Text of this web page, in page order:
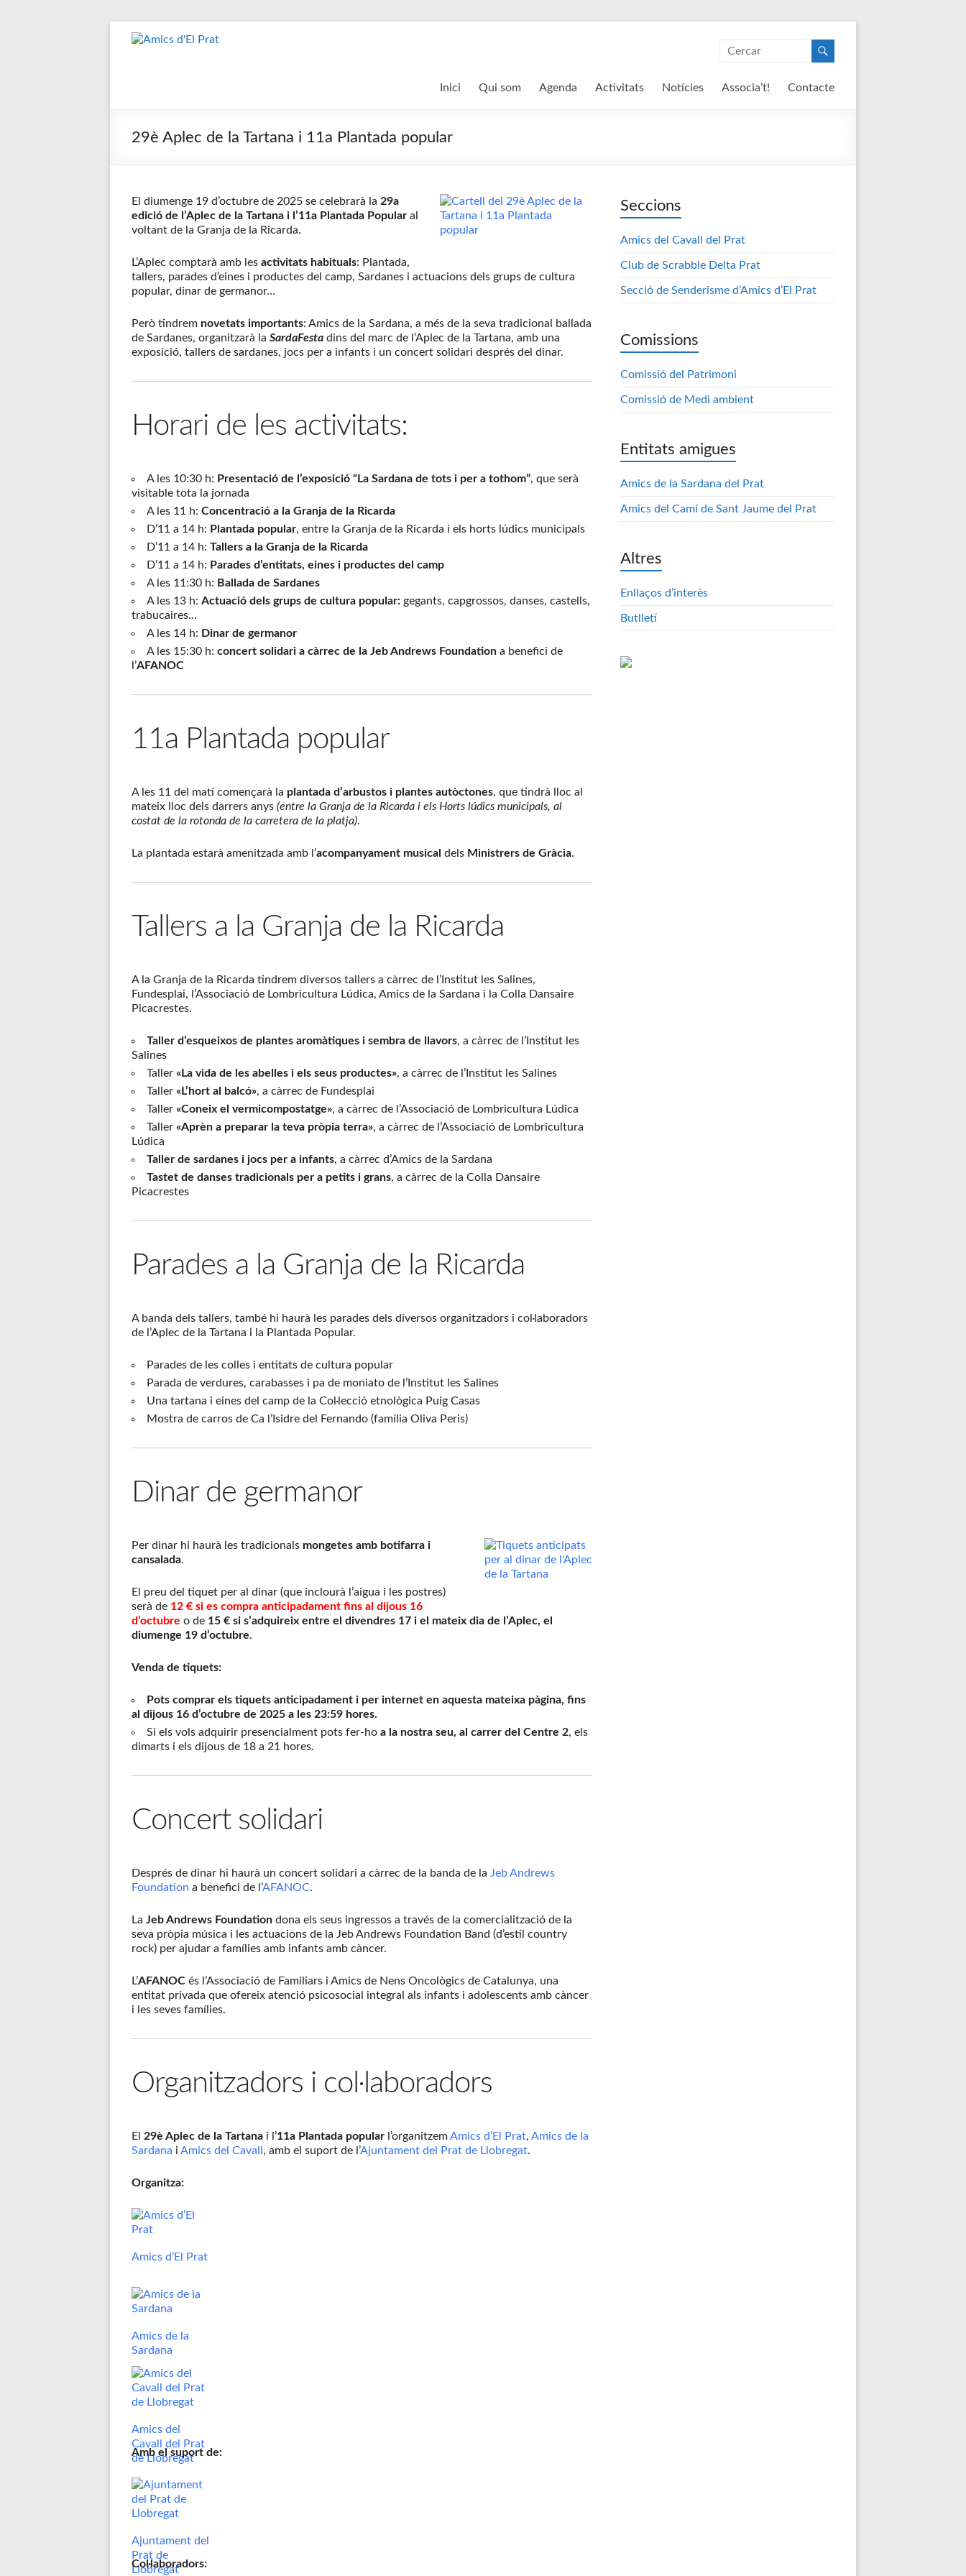
Amics
Associació
de la unió de
Inici Qui som Agenda Activitats Notícies Associa’t! Contacte
29è Aplec de la Tartana i 11a Plantada popular
El diumenge 19 d’octubre de 2025 se celebrarà la 29a
edició de l’Aplec de la Tartana i l’11a Plantada Popular al
voltant de la Granja de la Ricarda.
L’Aplec comptarà amb les activitats habituals: Plantada,
tallers, parades d’eines i productes del camp, Sardanes i actuacions dels grups de cultura
popular, dinar de germanor…
Però tindrem novetats importants: Amics de la Sardana, a més de la seva tradicional ballada
de Sardanes, organitzarà la SardaFesta dins del marc de l’Aplec de la Tartana, amb una
exposició, tallers de sardanes, jocs per a infants i un concert solidari després del dinar.
Horari de les activitats:
A les 10:30 h: Presentació de l’exposició “La Sardana de tots i per a tothom”, que serà
visitable tota la jornada
A les 11 h: Concentració a la Granja de la Ricarda
D’11 a 14 h: Plantada popular, entre la Granja de la Ricarda i els horts lúdics municipals
D’11 a 14 h: Tallers a la Granja de la Ricarda
D’11 a 14 h: Parades d’entitats, eines i productes del camp
A les 11:30 h: Ballada de Sardanes
A les 13 h: Actuació dels grups de cultura popular: gegants, capgrossos, danses, castells,
trabucaires…
A les 14 h: Dinar de germanor
A les 15:30 h: concert solidari a càrrec de la Jeb Andrews Foundation a benefici de
l’AFANOC
11a Plantada popular
A les 11 del matí començarà la plantada d’arbustos i plantes autòctones, que tindrà lloc al
mateix lloc dels darrers anys (entre la Granja de la Ricarda i els Horts lúdics municipals, al
costat de la rotonda de la carretera de la platja).
La plantada estarà amenitzada amb l’acompanyament musical dels Ministrers de Gràcia.
Tallers a la Granja de la Ricarda
A la Granja de la Ricarda tindrem diversos tallers a càrrec de l’Institut les Salines,
Fundesplai, l’Associació de Lombricultura Lúdica, Amics de la Sardana i la Colla Dansaire
Picacrestes.
Taller d’esqueixos de plantes aromàtiques i sembra de llavors, a càrrec de l’Institut les
Salines
Taller «La vida de les abelles i els seus productes», a càrrec de l’Institut les Salines
Taller «L’hort al balcó», a càrrec de Fundesplai
Taller «Coneix el vermicompostatge», a càrrec de l’Associació de Lombricultura Lúdica
Taller «Aprèn a preparar la teva pròpia terra», a càrrec de l’Associació de Lombricultura
Lúdica
Taller de sardanes i jocs per a infants, a càrrec d’Amics de la Sardana
Tastet de danses tradicionals per a petits i grans, a càrrec de la Colla Dansaire
Picacrestes
Parades a la Granja de la Ricarda
A banda dels tallers, també hi haurà les parades dels diversos organitzadors i col·laboradors
de l’Aplec de la Tartana i la Plantada Popular.
Parades de les colles i entitats de cultura popular
Parada de verdures, carabasses i pa de moniato de l’Institut les Salines
Una tartana i eines del camp de la Col·lecció etnològica Puig Casas
Mostra de carros de Ca l’Isidre del Fernando (família Oliva Peris)
Dinar de germanor
Per dinar hi haurà les tradicionals mongetes amb botifarra i
cansalada.
El preu del tiquet per al dinar (que inclourà l’aigua i les postres)
serà de 12 € si es compra anticipadament fins al dijous 16
d’octubre o de 15 € si s’adquireix entre el divendres 17 i el mateix dia de l’Aplec, el
diumenge 19 d’octubre.
Venda de tiquets:
Pots comprar els tiquets anticipadament i per internet en aquesta mateixa pàgina, fins
al dijous 16 d’octubre de 2025 a les 23:59 hores.
Si els vols adquirir presencialment pots fer-ho a la nostra seu, al carrer del Centre 2, els
dimarts i els dijous de 18 a 21 hores.
Concert solidari
Després de dinar hi haurà un concert solidari a càrrec de la banda de la Jeb Andrews
Foundation a benefici de l’AFANOC.
La Jeb Andrews Foundation dona els seus ingressos a través de la comercialització de la
seva pròpia música i les actuacions de la Jeb Andrews Foundation Band (d’estil country
rock) per ajudar a famílies amb infants amb càncer.
L’AFANOC és l’Associació de Familiars i Amics de Nens Oncològics de Catalunya, una
entitat privada que ofereix atenció psicosocial integral als infants i adolescents amb càncer
i les seves famílies.
Organitzadors i col·laboradors
El 29è Aplec de la Tartana i l’11a Plantada popular l’organitzemAmics d’El Prat, Amics de la
Sardana i Amics del Cavall , amb el suport de l’Ajuntament del Prat de Llobregat.
Organitza:
Amics d’El Prat
Amics de la
Sardana
Amics del
Cavall del Prat
de Llobregat
Amb el suport de:
Ajuntament del
Prat de
Llobregat
Col·laboradors:
Seccions
Amics del Cavall del Prat
Club de Scrabble Delta Prat
Secció de Senderisme d’Amics d’El Prat
Comissions
Comissió del Patrimoni
Comissió de Medi ambient
Entitats amigues
Amics de la Sardana del Prat
Amics del Camí de Sant Jaume del Prat
Altres
Enllaços d’interès
Butlletí